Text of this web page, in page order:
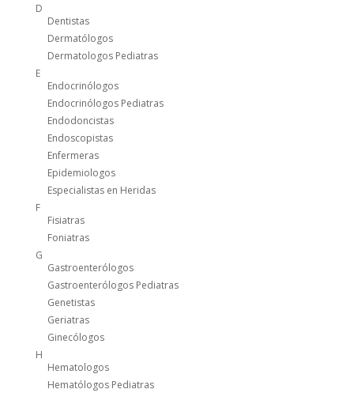
D
Dentistas
Dermatólogos
Dermatologos Pediatras
E
Endocrinólogos
Endocrinólogos Pediatras
Endodoncistas
Endoscopistas
Enfermeras
Epidemiologos
Especialistas en Heridas
F
Fisiatras
Foniatras
G
Gastroenterólogos
Gastroenterólogos Pediatras
Genetistas
Geriatras
Ginecólogos
H
Hematologos
Hematólogos Pediatras